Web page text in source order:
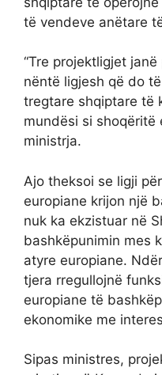
të vendeve anëtare
“Tre projektligjet
nëntë ligjesh që do
tregtare shqiptare të
mundësi si shoqëritë
ministrja.
Ajo theksoi se ligji
europiane krijon një
nuk ka ekzistuar në
bashkëpunimin mes
atyre europiane.
tjera rregullojnë
europiane të
ekonomike me
Sipas ministres,